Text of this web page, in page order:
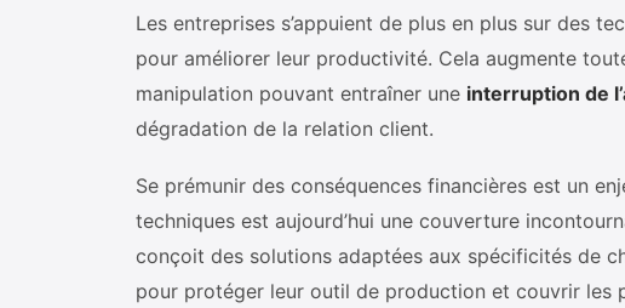
Les entreprises s’appuient de plus en plus sur des
pour améliorer leur productivité. Cela augmente
manipulation pouvant entraîner une interruption de
dégradation de la relation client.
Se prémunir des conséquences financières est un
techniques est aujourd’hui une couverture
conçoit des solutions adaptées aux spécificités de
pour protéger leur outil de production et couvrir les